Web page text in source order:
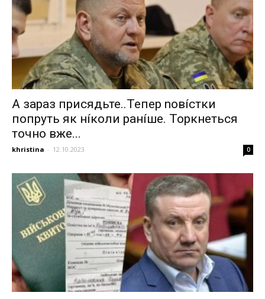
А зараз присядьте..Тепер nовíстки
попруть як нíколи ранíше. Торкнеться
точно вже...
khristina - 12.10.2023 0